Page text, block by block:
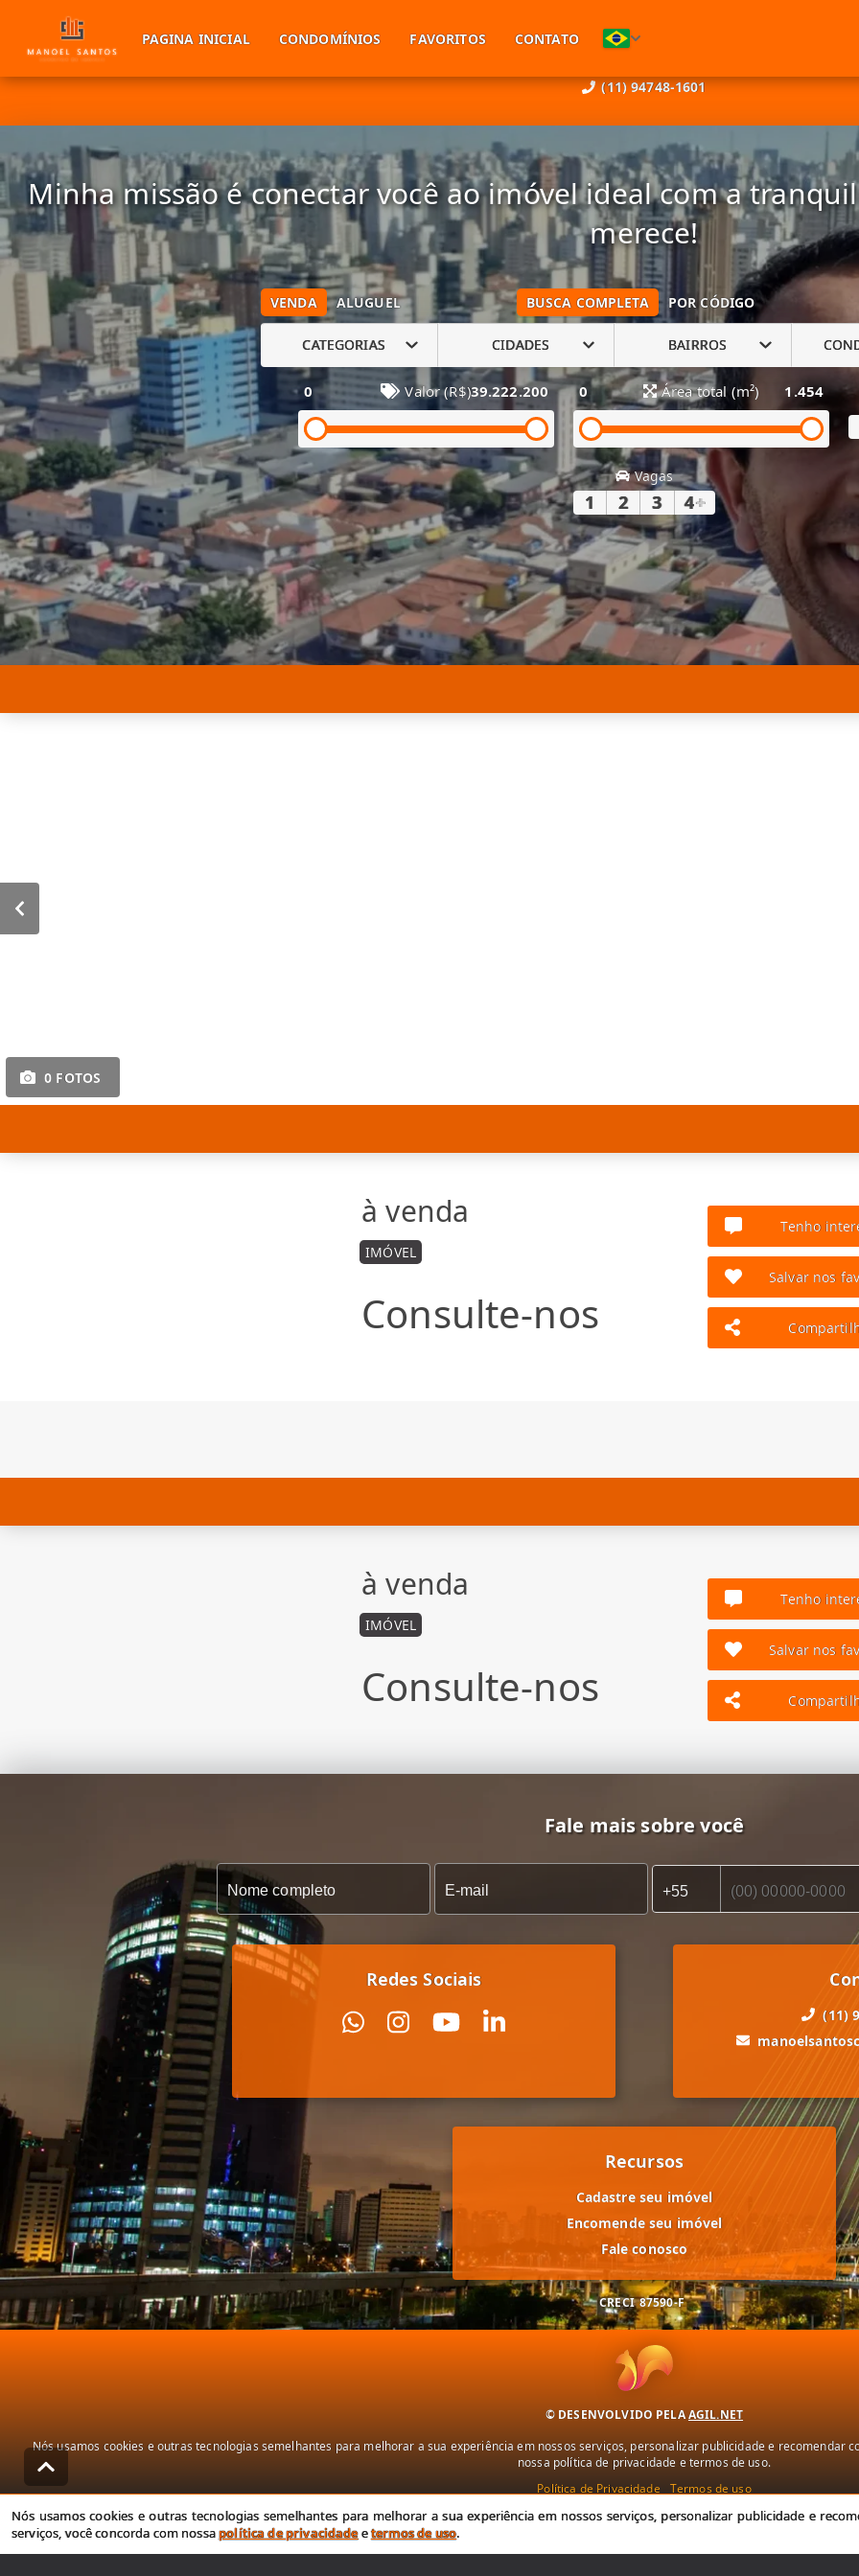
(11) 94748-1601
PAGINA INICIAL CONDOMÍNIOS FAVORITOS CONTATO
Minha missão é conectar você ao imóvel ideal com a
merece!
VENDA ALUGUEL BUSCA COMPLETA POR CÓDIGO
CATEGORIAS CIDADES BAIRROS
0 Valor (R$)39.222.200 0 Área total (m²) 1.454
Vagas
1 2 3 4+
0 FOTOS
à venda
IMÓVEL
Consulte-nos
Tenho
Salvar nos
à venda
IMÓVEL
Consulte-nos
Tenho
Salvar nos
Fale mais sobre você
Redes Sociais
(11)
Recursos
Cadastre seu imóvel
Encomende seu imóvel
Fale conosco
CRECI 87590-F
© DESENVOLVIDO PELAAGIL.NET
Nós usamos cookies e outras tecnologias semelhantes para melhorar a sua experiência em nossos serviços, personalizar publicidade e recomendar
nossa política de privacidade e termos de uso.
Política de Privacidade
Termos de uso
Nós usamos cookies e outras tecnologias semelhantes para melhorar a sua experiência em nossos serviços, personalizar publicidade e
serviços, você concorda com nossapolítica de privacidadeetermos de uso.